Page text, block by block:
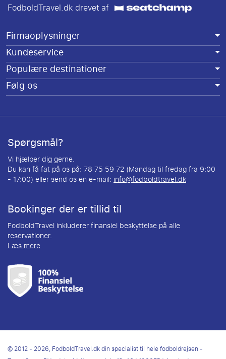
FodboldTravel.dk drevet af
Firmaoplysninger
Kundeservice
Populære destinationer
Følg os
Spørgsmål?
Vi hjælper dig gerne.
Du kan få fat på os på: 78 75 59 72 (Mandag til fredag fra 9:00
- 17:00) eller send os en e-mail: info@fodboldtravel.dk
Bookinger der er tillid til
FodboldTravel inkluderer finansiel beskyttelse på alle
reservationer.
Læs mere
© 2012 - 2026, FodboldTravel.dk din specialist til hele fodboldrejsen -